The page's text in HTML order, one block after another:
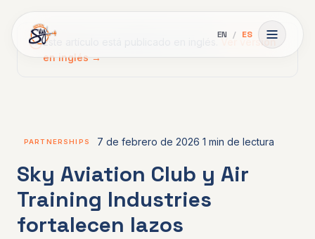
Skip to main content
EN / ES
Abrir
Este artículo está publicado en inglés.
Ver versión
en inglés →
PARTNERSHIPS 7 de febrero de 2026 1 min de lectura
Sky Aviation Club y Air
Training Industries
fortalecen lazos